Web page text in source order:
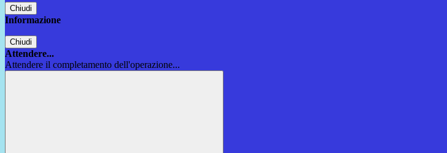
Chiudi
Informazione
Chiudi
Attendere...
Attendere il completamento dell'operazione...